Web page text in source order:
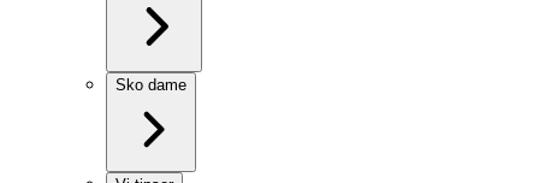
Sko dame